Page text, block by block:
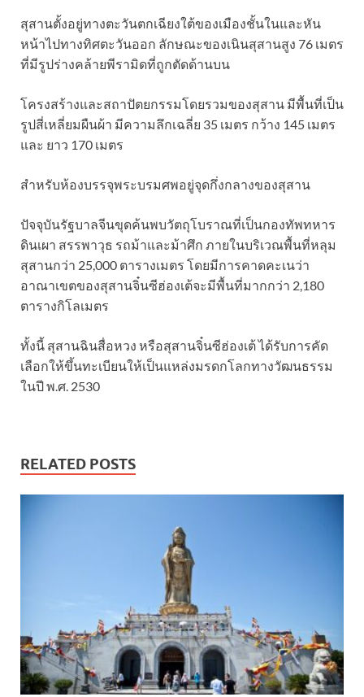
สุสานตั้งอยู่ทางตะวันตกเฉียงใต้ของเมืองชั้นในและหัน
หน้าไปทางทิศตะวันออก ลักษณะของเนินสุสานสูง 76 เมตร
ที่มีรูปร่างคล้ายพีรามิดที่ถูกตัดด้านบน
โครงสร้างและสถาปัตยกรรมโดยรวมของสุสาน มีพื้นที่เป็น
รูปสี่เหลี่ยมผืนผ้า มีความลึกเฉลี่ย 35 เมตร กว้าง 145 เมตร
และ ยาว 170 เมตร
สำหรับห้องบรรจุพระบรมศพอยู่จุดกึ่งกลางของสุสาน
ปัจจุบันรัฐบาลจีนขุดค้นพบวัตถุโบราณที่เป็นกองทัพทหาร
ดินเผา สรรพาวุธ รถม้าและม้าศึก ภายในบริเวณพื้นที่หลุม
สุสานกว่า 25,000 ตารางเมตร โดยมีการคาดคะเนว่า
อาณาเขตของสุสานจิ๋นซีฮ่องเต้จะมีพื้นที่มากกว่า 2,180
ตารางกิโลเมตร
ทั้งนี้ สุสานฉินสื่อหวง หรือสุสานจิ๋นซีฮ่องเต้ ได้รับการคัด
เลือกให้ขึ้นทะเบียนให้เป็นแหล่งมรดกโลกทางวัฒนธรรม
ในปี พ.ศ. 2530
RELATED POSTS